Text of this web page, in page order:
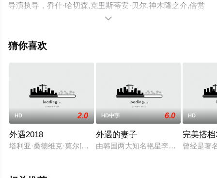
导演执导，乔什·哈切森,克里斯蒂安·贝尔,神木隆之介,倍赏
千惠子,大塚明夫,安田显,达兰·诺里斯,艾米莉·莫迪默,吉娜·
幸,克里斯平·弗里曼,威尔·弗里德尔,布莱思·丹纳,木村拓哉,
移步至豆瓣电影、电视猫或剧情网等平台了解。

猜你喜欢
HD 2.0
外遇2018
塔利亚·桑德维克·莫尔[羞耻]、安德莉亚·巴伦·郝威格[我属于]加
HD中字 6.0
外遇的妻子
由韩国两大知名艳星李采潭和陈诗雅
HD
完美搭
曾经是著